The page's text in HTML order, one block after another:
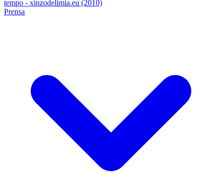
tempo - xinzodelimia.eu (2010)
Prensa